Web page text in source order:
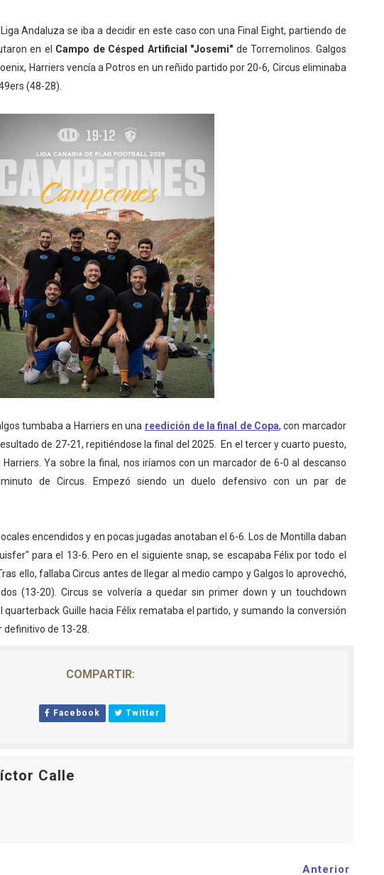
Andaluza se iba a decidir en este caso con una Final Eight, partiendo de
en el Campo de Césped Artificial "Josemi" de Torremolinos. Galgos
Harriers vencía a Potros en un reñido partido por 20-6, Circus eliminaba
(48-28).
tumbaba a Harriers en una reedición de la final de Copa, con marcador
de 27-21, repitiéndose la final del 2025. En el tercer y cuarto puesto,
Ya sobre la final, nos iríamos con un marcador de 6-0 al descanso
de Circus. Empezó siendo un duelo defensivo con un par de
encendidos y en pocas jugadas anotaban el 6-6. Los de Montilla daban
para el 13-6. Pero en el siguiente snap, se escapaba Félix por todo el
ello, fallaba Circus antes de llegar al medio campo y Galgos lo aprovechó,
(13-20). Circus se volvería a quedar sin primer down y un touchdown
Guille hacia Félix remataba el partido, y sumando la conversión
de 13-28.
COMPARTIR:
Facebook Twitter
Calle
Anterior